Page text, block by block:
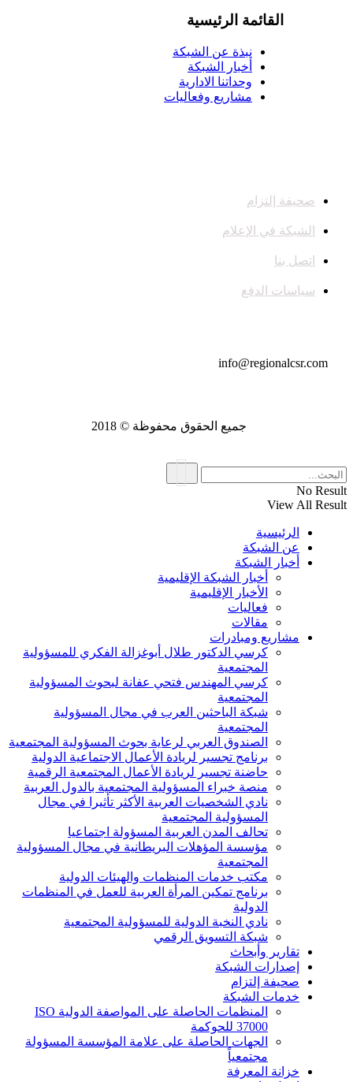
القائمة الرئيسية
نبذة عن الشبكة
أخبار الشبكة
وحداتنا الادارية
مشاريع وفعاليات
صحيفة إلتزام
الشبكة في الإعلام
اتصل بنا
سياسات الدفع
جميع الحقوق محفوظة © 2018
No Result
View All Result
الرئيسية
عن الشبكة
أخبار الشبكة
أخبار الشبكة الإقليمية
الأخبار الإقليمية
فعاليات
مقالات
مشاريع ومبادرات
كرسي الدكتور طلال أبوغزالة الفكري للمسؤولية
المجتمعية
كرسي المهندس فتحي عفانة لبحوث المسؤولية
المجتمعية
شبكة الباحثين العرب في مجال المسؤولية
المجتمعية
الصندوق العربي لرعاية بحوث المسؤولية المجتمعية
برنامج تجسير لريادة الأعمال الاجتماعية الدولية
حاضنة تجسير لريادة الأعمال المجتمعية الرقمية
منصة خبراء المسؤولية المجتمعية بالدول العربية
نادي الشخصيات العربية الأكثر تأثيرا في مجال
المسؤولية المجتمعية
تحالف المدن العربية المسؤولة اجتماعيا
مؤسسة المؤهلات البريطانية في مجال المسؤولية
المجتمعية
مكتب خدمات المنظمات والهيئات الدولية
برنامج تمكين المرأة العربية للعمل في المنظمات
الدولية
نادي النخبة الدولية للمسؤولية المجتمعية
شبكة التسويق الرقمي
تقارير وأبحاث
إصدارات الشبكة
صحيفة إلتزام
خدمات الشبكة
المنظمات الحاصلة على المواصفة الدولية ISO
37000 للحوكمة
الجهات الحاصلة على علامة المؤسسة المسؤولة
مجتمعياً
خزانة المعرفة